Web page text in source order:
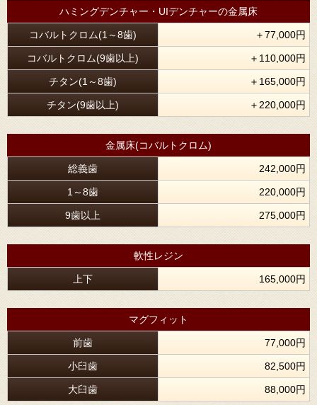
ハミングデンチャー・UIデンチャーの金属床
コバルトクロム(1～8歯) ＋77,000円
コバルトクロム(9歯以上) ＋110,000円
チタン(1～8歯) ＋165,000円
チタン(9歯以上) ＋220,000円
金属床(コバルトクロム)
総義歯 242,000円
1～8歯 220,000円
9歯以上 275,000円
軟性レジン
上下 165,000円
マグフィット
前歯 77,000円
小臼歯 82,500円
大臼歯 88,000円